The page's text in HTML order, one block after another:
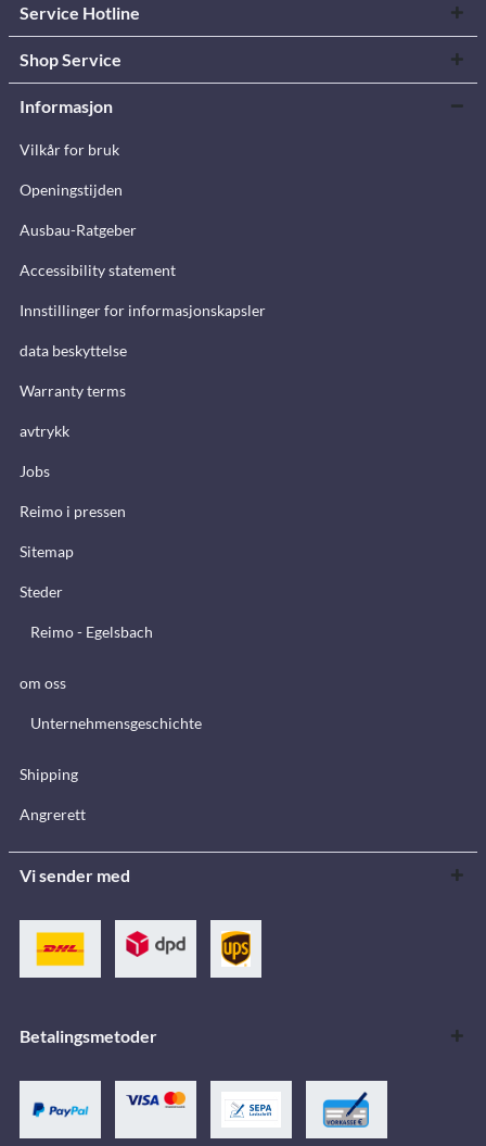
Service Hotline
Shop Service
Informasjon
Vilkår for bruk
Openingstijden
Ausbau-Ratgeber
Accessibility statement
Innstillinger for informasjonskapsler
data beskyttelse
Warranty terms
avtrykk
Jobs
Reimo i pressen
Sitemap
Steder
Reimo - Egelsbach
om oss
Unternehmensgeschichte
Shipping
Angrerett
Vi sender med
Betalingsmetoder